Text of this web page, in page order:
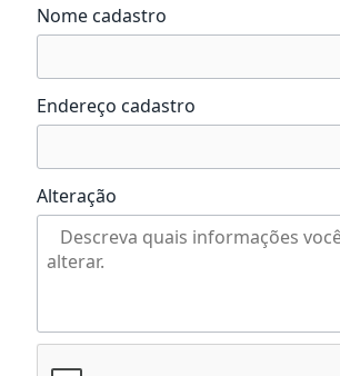
Nome cadastro
Endereço cadastro
Alteração